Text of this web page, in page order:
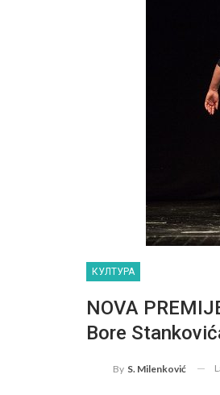
КУЛТУРА
NOVA
Bore
By S. Milenković